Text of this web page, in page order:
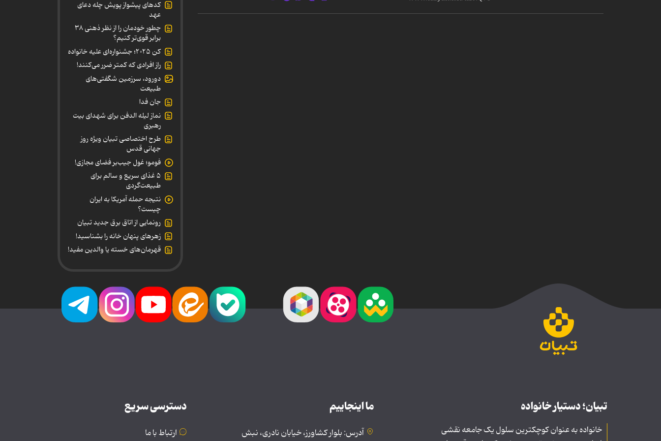
کدهای پیشواز پویش چله دعای
عهد
چطور خودمان را از نظر ذهنی ۳۸
برابر قوی‌تر کنیم؟
کن ۲۰۲۵؛ جشنواره‌ای علیه خانواده
راز افرادی که کمتر ضرر می‌کنند!
دورود، سرزمین شگفتی‌های
طبیعت
جان فدا
نماز لیله الدفن برای شهدای بیت
رهبری
طرح اختصاصی تبیان ویژه روز
جهانی قدس
فومو؛ غول جیب‌بر فضای مجازی!
۵ غذای سریع و سالم برای
طبیعت‌گردی
نتیجه حمله آمریکا به ایران
چیست؟
رونمایی از اتاق برق جدید تبیان
زهرهای پنهان خانه را بشناسید!
قهرمان‌های خسته یا والدین مفید!
تبیان؛ دستیار خانواده
خانواده به عنوان کوچکترین سلول یک جامعه نقشی
ما اینجاییم
آدرس: بلوار کشاورز، خیابان نادری، نبش
دسترسی سریع
ارتباط با ما